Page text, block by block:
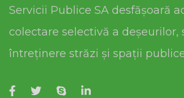
Servicii Publice SA desfășoară
colectare selectivă a deșeurilor,
întreținere străzi și spații